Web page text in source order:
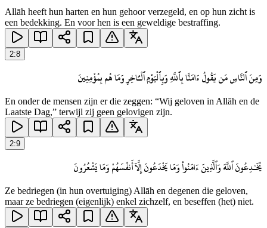
Allāh heeft hun harten en hun gehoor verzegeld, en op hun zicht is
een bedekking. En voor hen is een geweldige bestraffing.
2:8
وَمِنَ ٱلنَّاسِ مَن يَقُولُ ءَامَنَّا بِٱللَّهِ وَبِٱلْيَوْمِ ٱلْـَٔاخِرِ وَمَا هُم بِمُؤْمِنِينَ
En onder de mensen zijn er die zeggen: “Wij geloven in Allāh en de
Laatste Dag,” terwijl zij geen gelovigen zijn.
2:9
يُخَـٰدِعُونَ ٱللَّهَ وَٱلَّذِينَ ءَامَنُوا۟ وَمَا يَخْدَعُونَ إِلَّآ أَنفُسَهُمْ وَمَا يَشْعُرُونَ
Ze bedriegen (in hun overtuiging) Allāh en degenen die geloven,
maar ze bedriegen (eigenlijk) enkel zichzelf, en beseffen (het) niet.